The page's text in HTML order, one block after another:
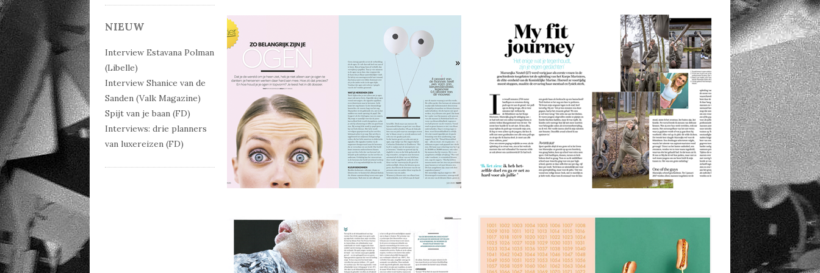
NIEUW
Interview Estavana Polman
(Libelle)
Interview Shanice van de
Sanden (Valk Magazine)
Spijt van je baan (FD)
Interviews: drie planners
van luxereizen (FD)